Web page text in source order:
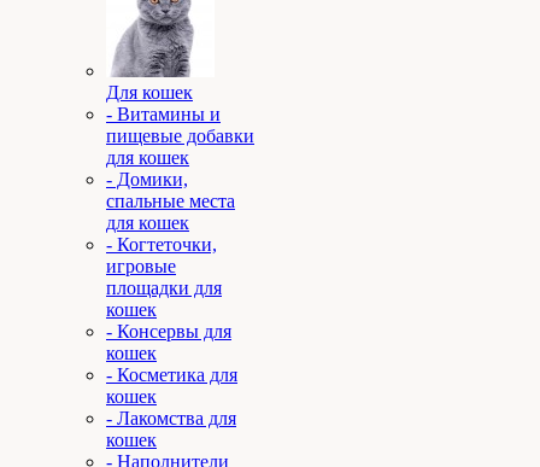
Для кошек
- Витамины и
пищевые добавки
для кошек
- Домики,
спальные места
для кошек
- Когтеточки,
игровые
площадки для
кошек
- Консервы для
кошек
- Косметика для
кошек
- Лакомства для
кошек
- Наполнители